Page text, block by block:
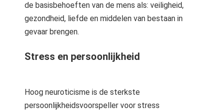
de basisbehoeften van de mens als: veiligheid,
gezondheid, liefde en middelen van bestaan in
gevaar brengen.
Stress en persoonlijkheid
Hoog neuroticisme is de sterkste
persoonlijkheidsvoorspeller voor stress